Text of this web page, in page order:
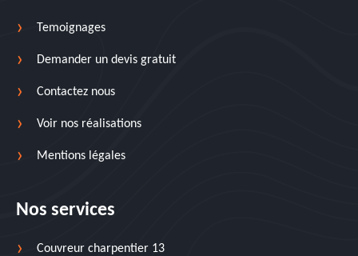
Temoignages
Demander un devis gratuit
Contactez nous
Voir nos réalisations
Mentions légales
Nos services
Couvreur charpentier 13